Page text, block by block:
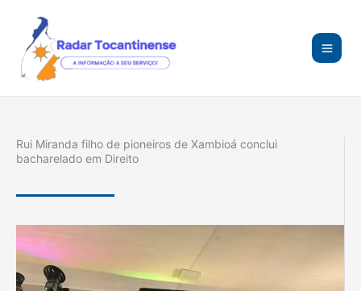
conteúdo
Rui Miranda filho de pioneiros de Xambioá conclui
bacharelado em Direito